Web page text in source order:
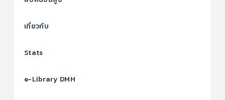
เกี่ยวกับ
Stats
e-Library DMH